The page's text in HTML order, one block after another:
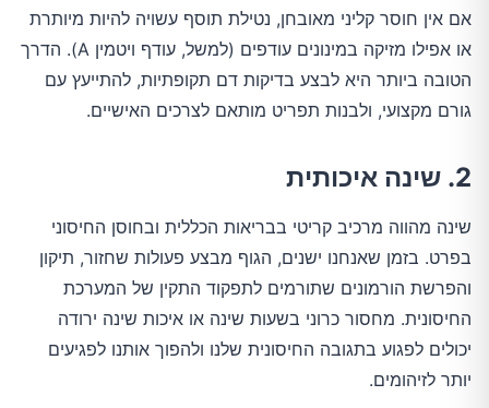
אם אין חוסר קליני מאובחן, נטילת תוסף עשויה להיות מיותרת
או אפילו מזיקה במינונים עודפים (למשל, עודף ויטמין A). הדרך
הטובה ביותר היא לבצע בדיקות דם תקופתיות, להתייעץ עם
גורם מקצועי, ולבנות תפריט מותאם לצרכים האישיים.
2. שינה איכותית
שינה מהווה מרכיב קריטי בבריאות הכללית ובחוסן החיסוני
בפרט. בזמן שאנחנו ישנים, הגוף מבצע פעולות שחזור, תיקון
והפרשת הורמונים שתורמים לתפקוד התקין של המערכת
החיסונית. מחסור כרוני בשעות שינה או איכות שינה ירודה
יכולים לפגוע בתגובה החיסונית שלנו ולהפוך אותנו לפגיעים
יותר לזיהומים.